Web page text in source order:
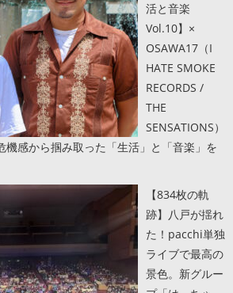
活と音楽
Vol.10】×
OSAWA17（I
HATE SMOKE
RECORDS /
THE
SENSATIONS）
機感から掴み取った「生活」と「音楽」を
【834枚の軌
跡】八戸が揺れ
た！pacchi単独
ライブで最高の
景色。新グルー